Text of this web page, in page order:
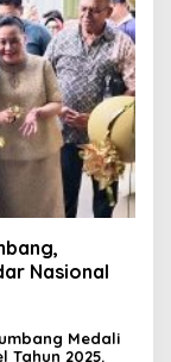
Nasional
Medali
Tahun 2025.